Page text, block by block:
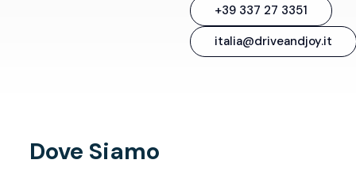
+39 337 27 3351
italia@driveandjoy.it
Dove Siamo